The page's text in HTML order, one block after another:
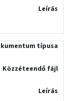
Leírás
típusa
Közzéteendő fájl
Leírás